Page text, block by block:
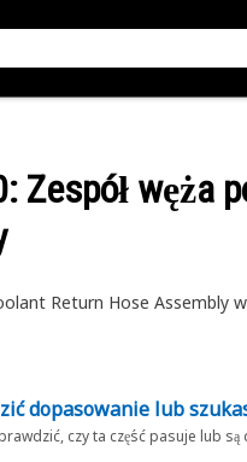
: Zespół węża
Return Hose Assembly
dopasowanie lub
czy ta część pasuje lub